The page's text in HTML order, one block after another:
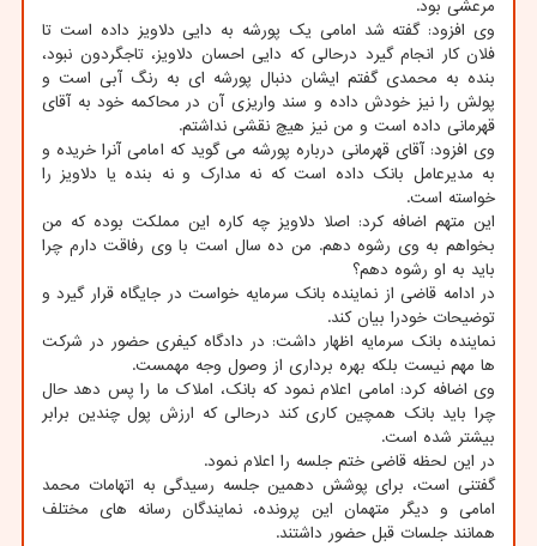
مرعشی بود.
وی افزود: گفته شد امامی یک پورشه به دایی دلاویز داده است تا
فلان کار انجام گیرد درحالی که دایی احسان دلاویز، تاجگردون نبود،
بنده به محمدی گفتم ایشان دنبال پورشه ای به رنگ آبی است و
پولش را نیز خودش داده و سند واریزی آن در محاکمه خود به آقای
قهرمانی داده است و من نیز هیچ نقشی نداشتم.
وی افزود: آقای قهرمانی درباره پورشه می گوید که امامی آنرا خریده و
به مدیرعامل بانک داده است که نه مدارک و نه بنده یا دلاویز را
خواسته است.
این متهم اضافه کرد: اصلا دلاویز چه کاره این مملکت بوده که من
بخواهم به وی رشوه دهم. من ده سال است با وی رفاقت دارم چرا
باید به او رشوه دهم؟
در ادامه قاضی از نماینده بانک سرمایه خواست در جایگاه قرار گیرد و
توضیحات خودرا بیان کند.
نماینده بانک سرمایه اظهار داشت: در دادگاه کیفری حضور در شرکت
ها مهم نیست بلکه بهره برداری از وصول وجه مهمست.
وی اضافه کرد: امامی اعلام نمود که بانک، املاک ما را پس دهد حال
چرا باید بانک همچین کاری کند درحالی که ارزش پول چندین برابر
بیشتر شده است.
در این لحظه قاضی ختم جلسه را اعلام نمود.
گفتنی است، برای پوشش دهمین جلسه رسیدگی به اتهامات محمد
امامی و دیگر متهمان این پرونده، نمایندگان رسانه های مختلف
همانند جلسات قبل حضور داشتند.